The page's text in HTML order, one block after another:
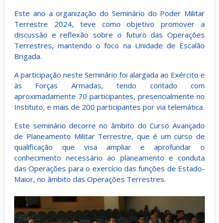
Este ano a organização do Seminário do Poder Militar
Terrestre 2024, teve como objetivo promover a
discussão e reflexão sobre o futuro das Operações
Terrestres, mantendo o foco na Unidade de Escalão
Brigada.
A participação neste Seminário foi alargada ao Exército e
às Forças Armadas, tendo contado com
aproximadamente 70 participantes, presencialmente no
Instituto, e mais de 200 participantes por via telemática.
Este seminário decorre no âmbito do Curso Avançado
de Planeamento Militar Terrestre, que é um curso de
qualificação que visa ampliar e aprofundar o
conhecimento necessário ao planeamento e conduta
das Operações para o exercício das funções de Estado-
Maior, no âmbito das Operações Terrestres.